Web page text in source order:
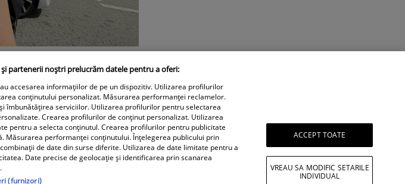
partenerii noștri prelucrăm datele pentru a oferi:
accesarea informațiilor de pe un dispozitiv. Utilizarea profilurilor
conținutului personalizat. Măsurarea performanței reclamelor.
îmbunătățirea serviciilor. Utilizarea profilurilor pentru selectarea
Crearea profilurilor de conținut personalizat. Utilizarea
pentru a selecta conținutul. Crearea profilurilor pentru publicitate
Măsurarea performanței conținutului. Înțelegerea publicului prin
de date din surse diferite. Utilizarea de date limitate pentru a
Date precise de geolocație și identificarea prin scanarea
(furnizori)
ACCEPT TOATE
VREAU SA MODIFIC SETARILE
INDIVIDUAL